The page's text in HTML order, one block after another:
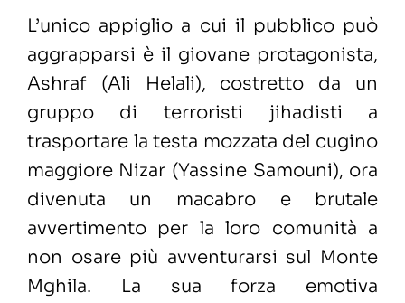
L’unico appiglio a cui il pubblico può
aggrapparsi è il giovane protagonista,
Ashraf (Ali Helali), costretto da un
gruppo di terroristi jihadisti a
trasportare la testa mozzata del cugino
maggiore Nizar (Yassine Samouni), ora
divenuta un macabro e brutale
avvertimento per la loro comunità a
non osare più avventurarsi sul Monte
Mghila. La sua forza emotiva